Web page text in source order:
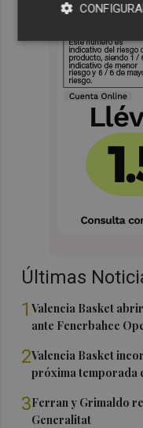
Últimas
1Valencia Basket
ante Fenerbahce
2Valencia Basket
próxima temporada
3Ferran y Grimaldo
Generalitat